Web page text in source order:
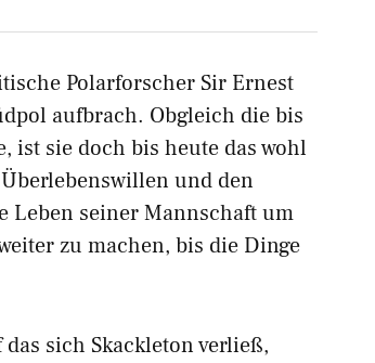
Polarforscher Sir Ernest
aufbrach. Obgleich die bis
ist sie doch bis heute das wohl
und den
Leben seiner Mannschaft um
zu machen, bis die Dinge
das sich Skackleton verließ,